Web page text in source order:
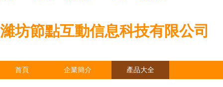
濰坊節點互動信息科技有限公司
首頁 企業簡介 產品大全